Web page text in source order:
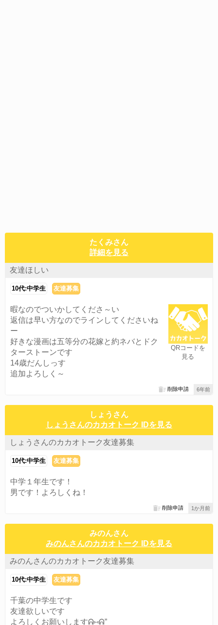
たくみさん
詳細を見る
友達ほしい
10代:中学生 友達募集
QRコードを
見る
暇なのでついかしてくださ～い
返信は早い方なのでラインしてくださいね
ー
好きな漫画は五等分の花嫁と約ネバとドク
ターストーンです
14歳だんしっす
追加よろしく～
6年前
削除申請
しょうさん
しょうさんのカカオトーク IDを見る
しょうさんのカカオトーク友達募集
10代:中学生 友達募集
中学１年生です！
男です！よろしくね！
1か月前
削除申請
みのんさん
みのんさんのカカオトーク IDを見る
みのんさんのカカオトーク友達募集
10代:中学生 友達募集
千葉の中学生です
友達欲しいです
よろしくお願いしますᕱ⑅ᕱ”